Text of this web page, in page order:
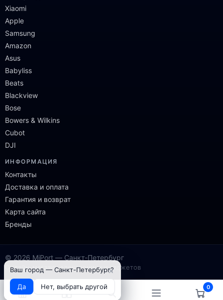
Xiaomi
Apple
Samsung
Amazon
Asus
Babyliss
Beats
Blackview
Bose
Bowers & Wilkins
Cubot
DJI
ИНФОРМАЦИЯ
Контакты
Доставка и оплата
Гарантия и возврат
Карта сайта
Бренды
© 2026 MiPort — Санкт-Петербург
Онлайн-магазин электроники и гаджетов
0
Ваш город — Санкт-Петербург?
Да Нет, выбрать другой
×